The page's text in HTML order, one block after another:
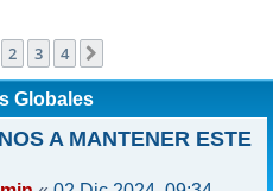
2 3 4
Globales
A MANTENER ESTE